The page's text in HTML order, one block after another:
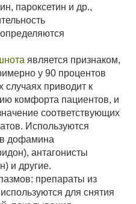
пароксетин и др.,
является признаком,
у 90 процентов
случаях приводит к
комфорта пациентов, и
соответствующих
Используются
дофамина
антагонисты
и другие.
препараты из
для снятия